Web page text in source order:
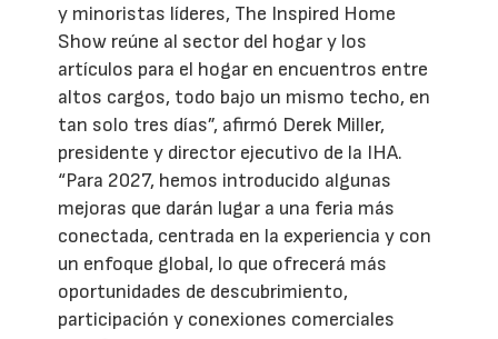
y minoristas líderes, The Inspired Home
Show reúne al sector del hogar y los
artículos para el hogar en encuentros entre
altos cargos, todo bajo un mismo techo, en
tan solo tres días”, afirmó Derek Miller,
presidente y director ejecutivo de la IHA.
“Para 2027, hemos introducido algunas
mejoras que darán lugar a una feria más
conectada, centrada en la experiencia y con
un enfoque global, lo que ofrecerá más
oportunidades de descubrimiento,
participación y conexiones comerciales